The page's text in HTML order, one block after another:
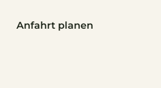
Anfahrt planen